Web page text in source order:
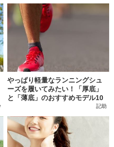
やっぱり軽量なランニングシュ
ーズを履いてみたい！「厚底」
と「薄底」のおすすめモデル10
記助